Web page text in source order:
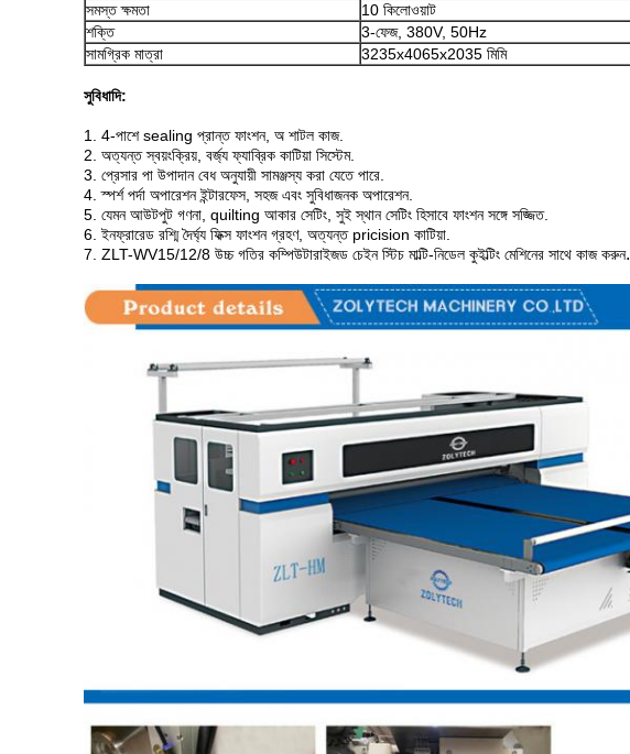
সমস্ত ক্ষমতা
10 কিলোওয়াট
শক্তি
3-ফেজ, 380V, 50Hz
সামগ্রিক মাত্রা
3235x4065x2035 মিমি
সুবিধাদি:
1. 4-পাশে sealing প্রান্ত ফাংশন, অ শাটল কাজ.
2. অত্যন্ত স্বয়ংক্রিয়, বর্জ্য ফ্যাব্রিক কাটিয়া সিস্টেম.
3. প্রেসার পা উপাদান বেধ অনুযায়ী সামঞ্জস্য করা যেতে পারে.
4. স্পর্শ পর্দা অপারেশন ইন্টারফেস, সহজ এবং সুবিধাজনক অপারেশন.
5. যেমন আউটপুট গণনা, quilting আকার সেটিং, সুই স্থান সেটিং হিসাবে ফাংশন সঙ্গে সজ্জিত.
6. ইনফ্রারেড রশ্মি দৈর্ঘ্য ফিক্স ফাংশন গ্রহণ, অত্যন্ত pricision কাটিয়া.
7. ZLT-WV15/12/8 উচ্চ গতির কম্পিউটারাইজড চেইন স্টিচ মাল্টি-নিডেল কুইল্টিং মেশিনের সাথে কাজ করুন.